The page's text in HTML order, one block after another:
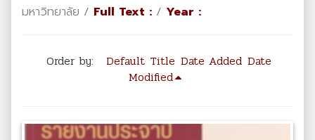
มหาวิทยาลัย / Full Text : / Year :
Order by: Default Title Date Added Date
Modified